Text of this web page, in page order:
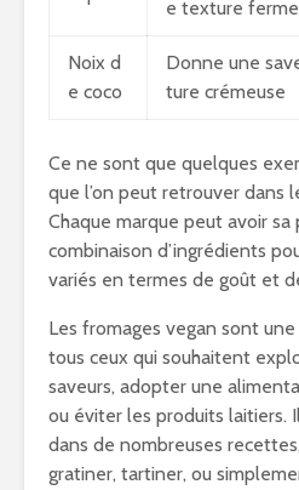
e texture ferme
Noix d
e coco
Donne une
ture crémeuse
Ce ne sont que quelques
que l’on peut retrouver dans
Chaque marque peut avoir sa
combinaison d’ingrédients
variés en termes de goût et
Les fromages vegan sont
tous ceux qui souhaitent
saveurs, adopter une
ou éviter les produits laitiers.
dans de nombreuses
gratiner, tartiner, ou